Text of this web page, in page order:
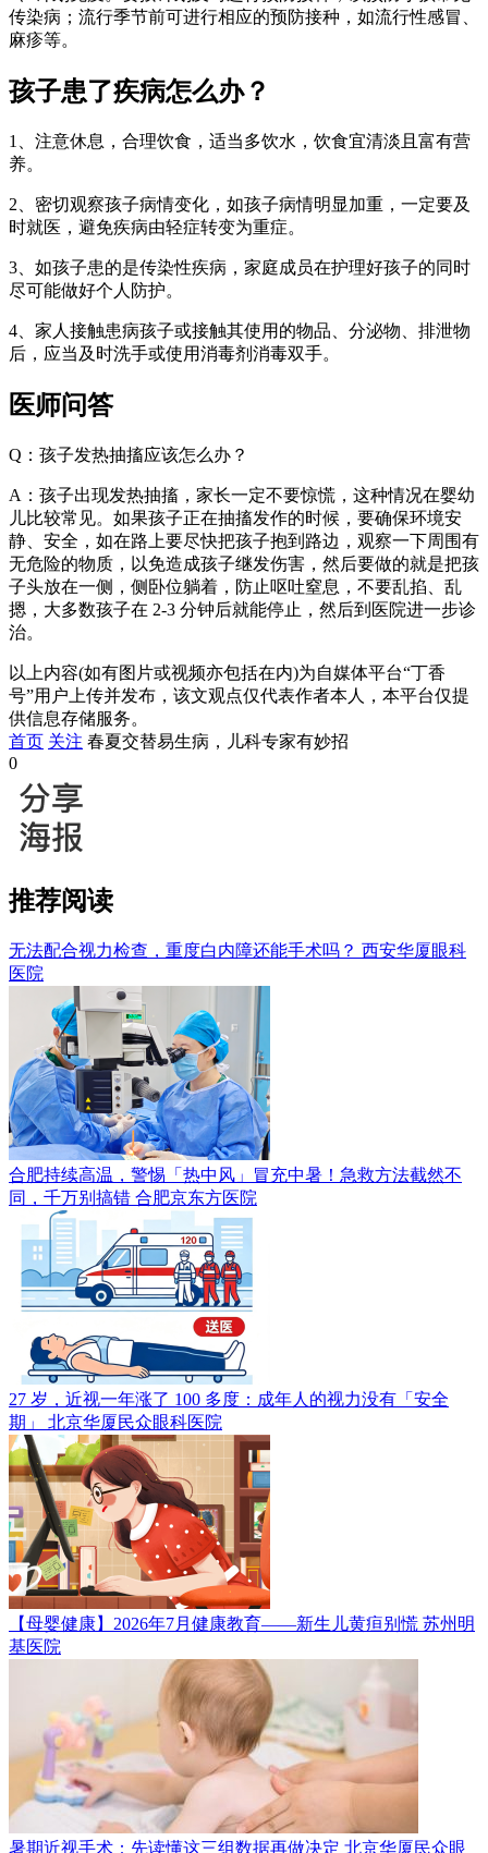
传染病；流行季节前可进行相应的预防接种，如流行性感冒、
麻疹等。
孩子患了疾病怎么办？
1、注意休息，合理饮食，适当多饮水，饮食宜清淡且富有营
养。
2、密切观察孩子病情变化，如孩子病情明显加重，一定要及
时就医，避免疾病由轻症转变为重症。
3、如孩子患的是传染性疾病，家庭成员在护理好孩子的同时
尽可能做好个人防护。
4、家人接触患病孩子或接触其使用的物品、分泌物、排泄物
后，应当及时洗手或使用消毒剂消毒双手。
医师问答
Q：孩子发热抽搐应该怎么办？
A：孩子出现发热抽搐，家长一定不要惊慌，这种情况在婴幼
儿比较常见。如果孩子正在抽搐发作的时候，要确保环境安
静、安全，如在路上要尽快把孩子抱到路边，观察一下周围有
无危险的物质，以免造成孩子继发伤害，然后要做的就是把孩
子头放在一侧，侧卧位躺着，防止呕吐窒息，不要乱掐、乱
摁，大多数孩子在 2-3 分钟后就能停止，然后到医院进一步诊
治。
以上内容(如有图片或视频亦包括在内)为自媒体平台“丁香
号”用户上传并发布，该文观点仅代表作者本人，本平台仅提
供信息存储服务。
首页 关注 春夏交替易生病，儿科专家有妙招
0
推荐阅读
无法配合视力检查，重度白内障还能手术吗？ 西安华厦眼科
医院
合肥持续高温，警惕「热中风」冒充中暑！急救方法截然不
同，千万别搞错 合肥京东方医院
27 岁，近视一年涨了 100 多度：成年人的视力没有「安全
期」 北京华厦民众眼科医院
【母婴健康】2026年7月健康教育——新生儿黄疸别慌 苏州明
基医院
暑期近视手术：先读懂这三组数据再做决定 北京华厦民众眼